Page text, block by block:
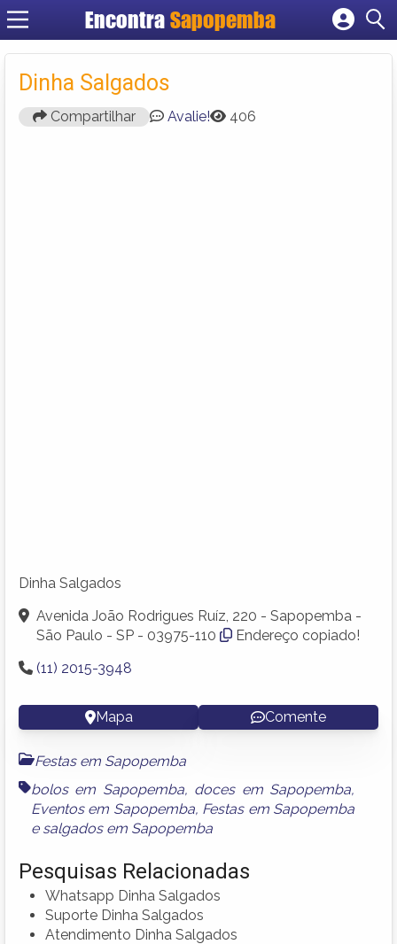
Encontra Sapopemba
Cadastrar empresa
Dinha Salgados
Compartilhar Avalie! 406
Dinha Salgados
Avenida João Rodrigues Ruíz, 220 - Sapopemba -
São Paulo - SP - 03975-110
Endereço copiado!
(11) 2015-3948
Mapa Comente
Festas em Sapopemba
bolos em Sapopemba, doces em Sapopemba,
Eventos em Sapopemba, Festas em Sapopemba
e salgados em Sapopemba
Pesquisas Relacionadas
Whatsapp Dinha Salgados
Suporte Dinha Salgados
Atendimento Dinha Salgados